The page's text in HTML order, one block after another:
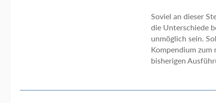
Soviel an dieser
die Unterschiede
unmöglich sein.
Kompendium zum
bisherigen